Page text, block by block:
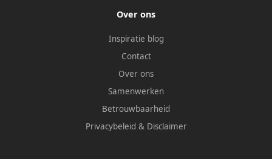
Over ons
Inspiratie blog
Contact
Over ons
Samenwerken
Betrouwbaarheid
Privacybeleid & Disclaimer